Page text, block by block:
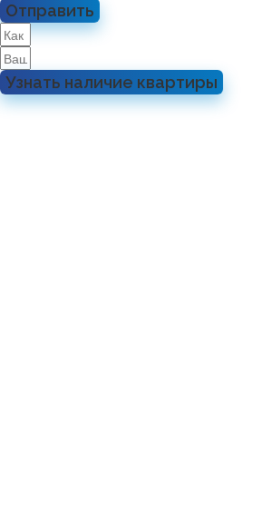
Отправить
Узнать наличие квартиры